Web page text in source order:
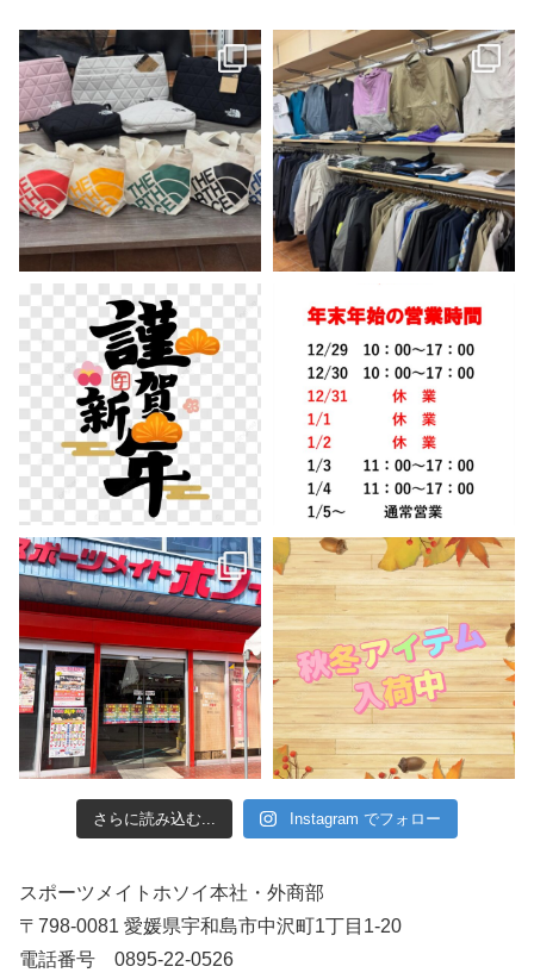
さらに読み込む... Instagram でフォロー
スポーツメイトホソイ本社・外商部
〒798-0081 愛媛県宇和島市中沢町1丁目1-20
電話番号 0895-22-0526